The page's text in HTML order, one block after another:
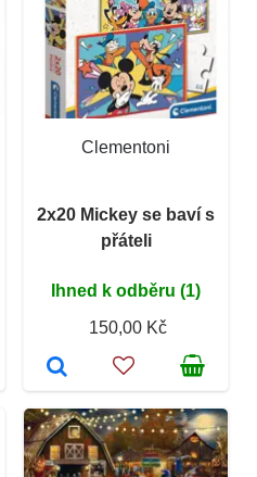
Clementoni
2x20 Mickey se baví s
přáteli
Ihned k odběru (1)
150,00 Kč